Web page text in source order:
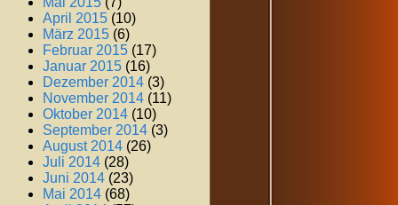
April 2015 (10)
März 2015 (6)
Februar 2015 (17)
Januar 2015 (16)
Dezember 2014 (3)
November 2014 (11)
Oktober 2014 (10)
September 2014 (3)
August 2014 (26)
Juli 2014 (28)
Juni 2014 (23)
Mai 2014 (68)